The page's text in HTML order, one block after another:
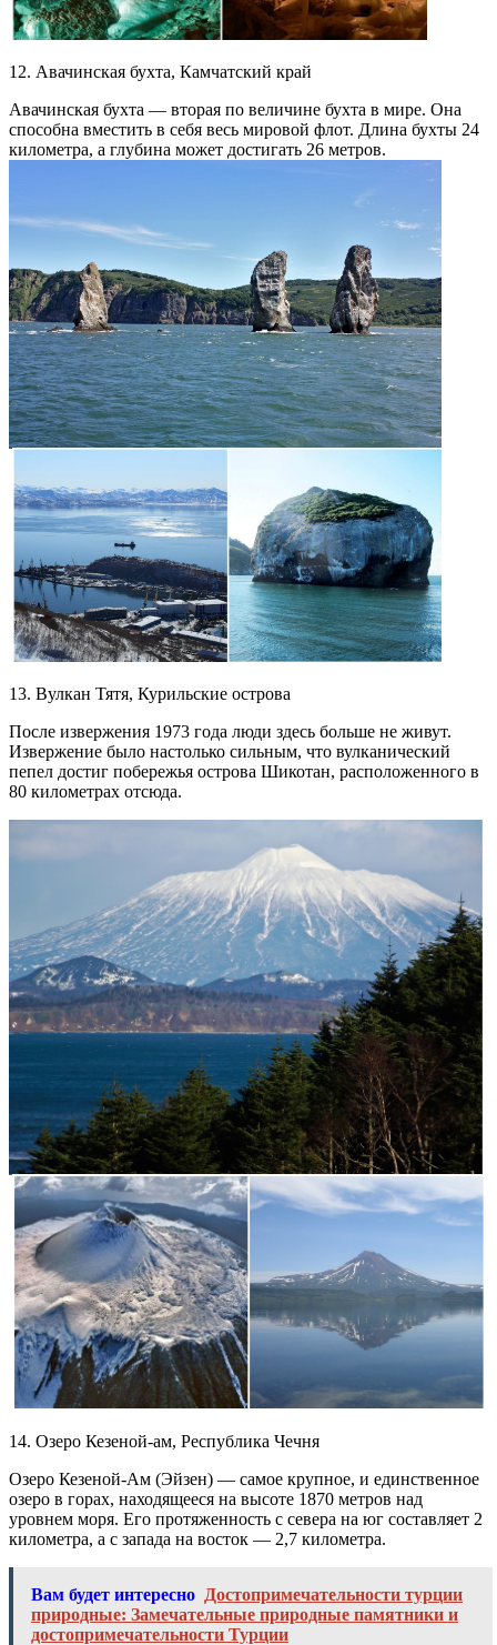
12. Авачинская бухта, Камчатский край
Авачинская бухта — вторая по величине бухта в мире. Она
способна вместить в себя весь мировой флот. Длина бухты 24
километра, а глубина может достигать 26 метров.
13. Вулкан Тятя, Курильские острова
После извержения 1973 года люди здесь больше не живут.
Извержение было настолько сильным, что вулканический
пепел достиг побережья острова Шикотан, расположенного в
80 километрах отсюда.
14. Озеро Кезеной-ам, Республика Чечня
Озеро Кезеной-Ам (Эйзен) — самое крупное, и единственное
озеро в горах, находящееся на высоте 1870 метров над
уровнем моря. Его протяженность с севера на юг составляет 2
километра, а с запада на восток — 2,7 километра.
Вам будет интересно Достопримечательности турции
природные: Замечательные природные памятники и
достопримечательности Турции